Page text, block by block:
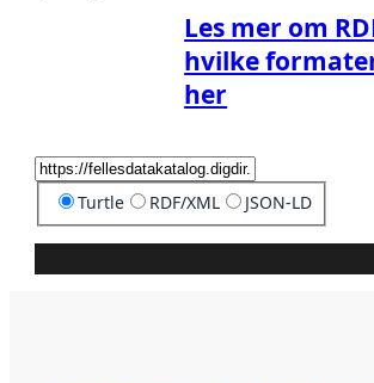
Les mer om
hvilke
her
Turtle RDF/XML JSON-LD